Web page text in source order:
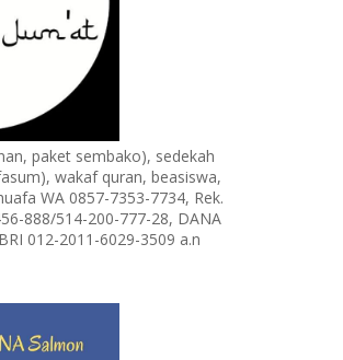
paket sembako), sedekah
wakaf quran, beasiswa,
WA 0857-7353-7734, Rek.
888/514-200-777-28, DANA
012-2011-6029-3509 a.n